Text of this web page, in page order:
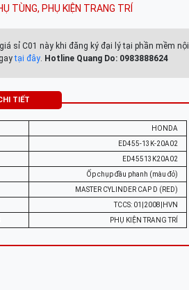
TÙNG, PHỤ KIỆN TRANG TRÍ
sỉ C01 này khi đăng ký đại lý tại phần mềm nội
tại đây. Hotline Quang Do: 0983888624
TIẾT
HONDA
ED455-13K-20A02
ED45513K20A02
Ốp chụp đầu phanh (màu đỏ)
MASTER CYLINDER CAP D (RED)
TCCS: 01|2008|HVN
PHỤ KIỆN TRANG TRÍ